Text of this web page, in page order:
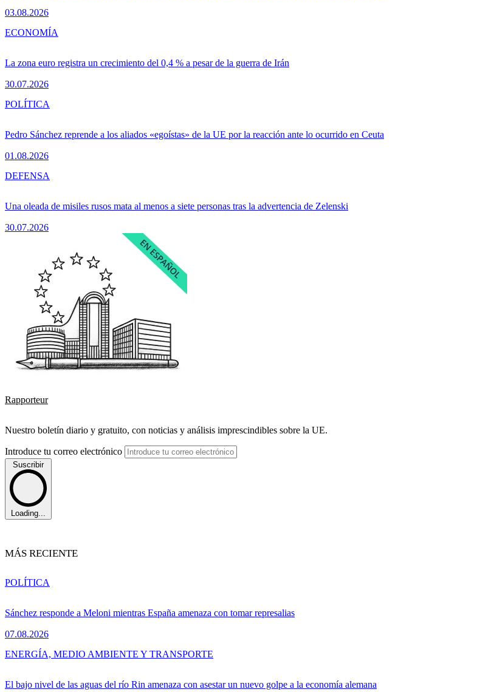
03.08.2026
La zona euro registra un crecimiento del 0,4 % a pesar de la guerra de Irán
30.07.2026
ECONOMÍA
Pedro Sánchez reprende a los aliados «egoístas» de la UE por la reacción ante lo ocurrido en Ceuta
01.08.2026
POLÍTICA
Una oleada de misiles rusos mata al menos a siete personas tras la advertencia de Zelenski
30.07.2026
DEFENSA
Rapporteur
Nuestro boletín diario y gratuito, con noticias y análisis imprescindibles sobre la UE.
Introduce tu correo electrónico
Suscribir
Loading...
MÁS RECIENTE
Sánchez responde a Meloni mientras España amenaza con tomar represalias
07.08.2026
POLÍTICA
El bajo nivel de las aguas del río Rin amenaza con asestar un nuevo golpe a la economía alemana
ENERGÍA, MEDIO AMBIENTE Y TRANSPORTE